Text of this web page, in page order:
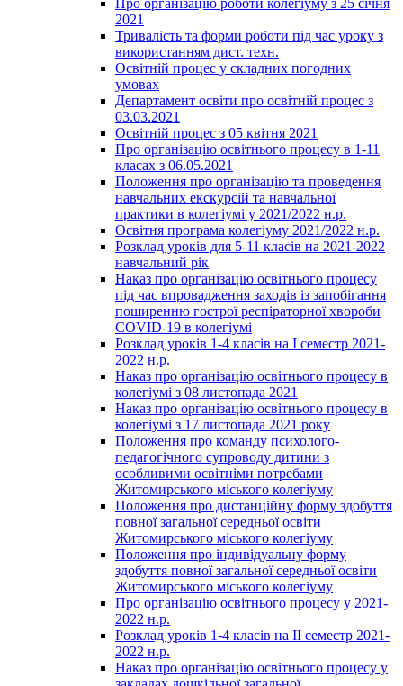
Про організацію роботи колегіуму з 25 січня
2021
Тривалість та форми роботи під час уроку з
використанням дист. техн.
Освітній процес у складних погодних
умовах
Департамент освіти про освітній процес з
03.03.2021
Освітній процес з 05 квітня 2021
Про організацію освітнього процесу в 1-11
класах з 06.05.2021
Положення про організацію та проведення
навчальних екскурсій та навчальної
практики в колегіумі у 2021/2022 н.р.
Освітня програма колегіуму 2021/2022 н.р.
Розклад уроків для 5-11 класів на 2021-2022
навчальний рік
Наказ про організацію освітнього процесу
під час впровадження заходів із запобігання
поширенню гострої респіраторної хвороби
COVID-19 в колегіумі
Розклад уроків 1-4 класів на І семестр 2021-
2022 н.р.
Наказ про організацію освітнього процесу в
колегіумі з 08 листопада 2021
Наказ про організацію освітнього процесу в
колегіумі з 17 листопада 2021 року
Положення про команду психолого-
педагогічного супроводу дитини з
особливими освітніми потребами
Житомирського міського колегіуму
Положення про дистанційну форму здобуття
повної загальної середньої освіти
Житомирського міського колегіуму
Положення про індивідуальну форму
здобуття повної загальної середньої освіти
Житомирського міського колегіуму
Про організацію освітнього процесу у 2021-
2022 н.р.
Розклад уроків 1-4 класів на ІІ семестр 2021-
2022 н.р.
Наказ про організацію освітнього процесу у